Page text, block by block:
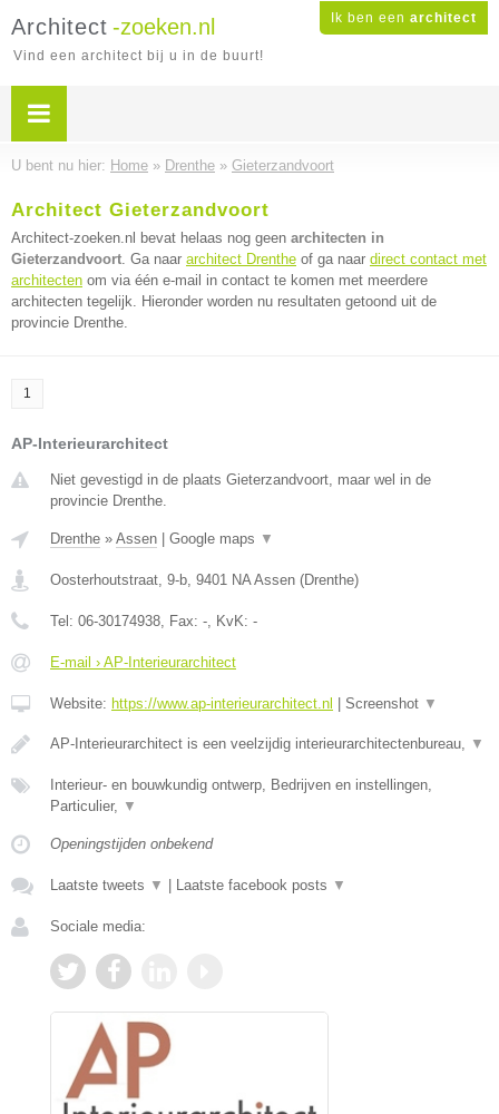
Ik ben een architect
Architect -zoeken.nl
Vind een architect bij u in de buurt!
U bent nu hier: Home » Drenthe » Gieterzandvoort
Architect Gieterzandvoort
Architect-zoeken.nl bevat helaas nog geen architecten in
Gieterzandvoort. Ga naar architect Drenthe of ga naar direct contact met
architecten om via één e-mail in contact te komen met meerdere
architecten tegelijk. Hieronder worden nu resultaten getoond uit de
provincie Drenthe.
1
AP-Interieurarchitect
Niet gevestigd in de plaats Gieterzandvoort, maar wel in de
provincie Drenthe.
Drenthe » Assen Google maps ▼
Oosterhoutstraat, 9-b, 9401 NA Assen (Drenthe)
Tel: 06-30174938, Fax: -, KvK: -
E-mail › AP-Interieurarchitect
Website: https://www.ap-interieurarchitect.nl Screenshot ▼
AP-Interieurarchitect is een veelzijdig interieurarchitectenbureau, ▼
Interieur- en bouwkundig ontwerp, Bedrijven en instellingen,
Particulier, ▼
Openingstijden onbekend
Laatste tweets ▼ Laatste facebook posts ▼
Sociale media: